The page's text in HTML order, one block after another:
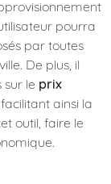
pourra
par toutes
De plus, il
le prix
ainsi la
outil, faire le